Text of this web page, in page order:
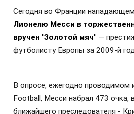
Сегодня во Франции
Лионелю Месси в
вручен "Золотой мяч" —
футболисту Европы за 2009-й
В опросе, ежегодно проводимом
Football, Месси набрал 473 очка,
ближайшего преследователя -